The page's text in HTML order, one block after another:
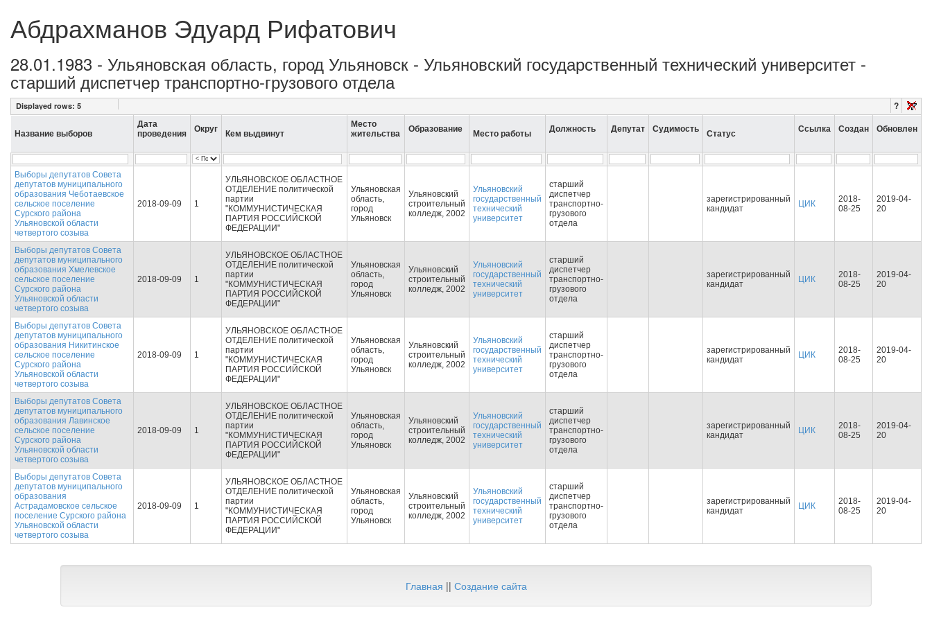
Абдрахманов Эдуард Рифатович
28.01.1983 - Ульяновская область, город Ульяновск - Ульяновский государственный технический университет -
старший диспетчер транспортно-грузового отдела
Displayed rows: 5 ?
Название выборов
Дата
проведения
Округ Кем выдвинут
Место
жительства
Образование Место работы Должность Депутат Судимость Статус Ссылка Создан Обновлен
Выборы депутатов Совета
депутатов муниципального
образования Чеботаевское
сельское поселение
Сурского района
Ульяновской области
четвертого созыва
2018-09-09 1
УЛЬЯНОВСКОЕ ОБЛАСТНОЕ
ОТДЕЛЕНИЕ политической
партии
"КОММУНИСТИЧЕСКАЯ
ПАРТИЯ РОССИЙСКОЙ
ФЕДЕРАЦИИ"
Ульяновская
область,
город
Ульяновск
Ульяновский
строительный
колледж, 2002
Ульяновский
государственный
технический
университет
старший
диспетчер
транспортно-
грузового
отдела
зарегистрированный
кандидат
ЦИК
2018-
08-25
2019-04-
20
Выборы депутатов Совета
депутатов муниципального
образования Хмелевское
сельское поселение
Сурского района
Ульяновской области
четвертого созыва
2018-09-09 1
УЛЬЯНОВСКОЕ ОБЛАСТНОЕ
ОТДЕЛЕНИЕ политической
партии
"КОММУНИСТИЧЕСКАЯ
ПАРТИЯ РОССИЙСКОЙ
ФЕДЕРАЦИИ"
Ульяновская
область,
город
Ульяновск
Ульяновский
строительный
колледж, 2002
Ульяновский
государственный
технический
университет
старший
диспетчер
транспортно-
грузового
отдела
зарегистрированный
кандидат
ЦИК
2018-
08-25
2019-04-
20
Выборы депутатов Совета
депутатов муниципального
образования Никитинское
сельское поселение
Сурского района
Ульяновской области
четвертого созыва
2018-09-09 1
УЛЬЯНОВСКОЕ ОБЛАСТНОЕ
ОТДЕЛЕНИЕ политической
партии
"КОММУНИСТИЧЕСКАЯ
ПАРТИЯ РОССИЙСКОЙ
ФЕДЕРАЦИИ"
Ульяновская
область,
город
Ульяновск
Ульяновский
строительный
колледж, 2002
Ульяновский
государственный
технический
университет
старший
диспетчер
транспортно-
грузового
отдела
зарегистрированный
кандидат
ЦИК
2018-
08-25
2019-04-
20
Выборы депутатов Совета
депутатов муниципального
образования Лавинское
сельское поселение
Сурского района
Ульяновской области
четвертого созыва
2018-09-09 1
УЛЬЯНОВСКОЕ ОБЛАСТНОЕ
ОТДЕЛЕНИЕ политической
партии
"КОММУНИСТИЧЕСКАЯ
ПАРТИЯ РОССИЙСКОЙ
ФЕДЕРАЦИИ"
Ульяновская
область,
город
Ульяновск
Ульяновский
строительный
колледж, 2002
Ульяновский
государственный
технический
университет
старший
диспетчер
транспортно-
грузового
отдела
зарегистрированный
кандидат
ЦИК
2018-
08-25
2019-04-
20
Выборы депутатов Совета
депутатов муниципального
образования
Астрадамовское сельское
поселение Сурского района
Ульяновской области
четвертого созыва
2018-09-09 1
УЛЬЯНОВСКОЕ ОБЛАСТНОЕ
ОТДЕЛЕНИЕ политической
партии
"КОММУНИСТИЧЕСКАЯ
ПАРТИЯ РОССИЙСКОЙ
ФЕДЕРАЦИИ"
Ульяновская
область,
город
Ульяновск
Ульяновский
строительный
колледж, 2002
Ульяновский
государственный
технический
университет
старший
диспетчер
транспортно-
грузового
отдела
зарегистрированный
кандидат
ЦИК
2018-
08-25
2019-04-
20
Главная || Создание сайта